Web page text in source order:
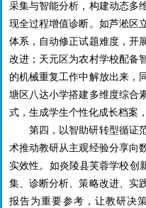
采集与智能分析，构建动态多
现全过程增值诊断。如芦淞区
体系，自动修正试题难度，开
改进；天元区为农村学校配备
的机械重复工作中解放出来，
塘区八达小学搭建多维度综合
式，生成学生个性化成长档案
第四，以智助研转型循证
术推动教研从主观经验分享向
实效性。如炎陵县芙蓉学校创
集、诊断分析、策略改进、实
报告为重要参考，让教研决